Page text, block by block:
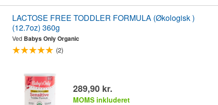
LACTOSE FREE TODDLER FORMULA (Økologisk )
(12.7oz) 360g
Ved Babys Only Organic
(2)
289,90 kr.
MOMS inkluderet